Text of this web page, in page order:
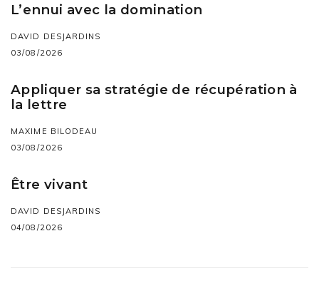
L’ennui avec la domination
DAVID DESJARDINS
03/08/2026
Appliquer sa stratégie de récupération à
la lettre
MAXIME BILODEAU
03/08/2026
Être vivant
DAVID DESJARDINS
04/08/2026